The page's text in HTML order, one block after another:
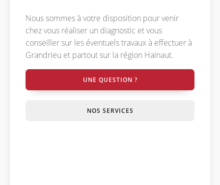
Nous sommes à votre disposition pour venir
chez vous réaliser un diagnostic et vous
conseiller sur les éventuels travaux à effectuer à
Grandrieu et partout sur la région Hainaut.
UNE QUESTION ?
NOS SERVICES